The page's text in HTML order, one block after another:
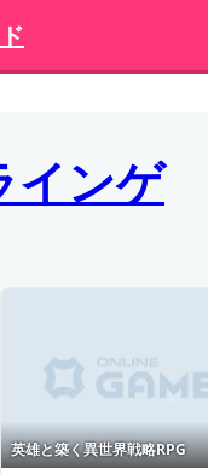
インゲ
英雄と築く異世界戦略RPG